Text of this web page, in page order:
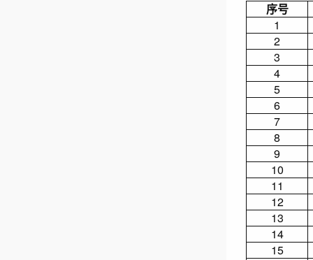
序号
1
2
3
4
5
6
7
8
9
10
11
12
13
14
15